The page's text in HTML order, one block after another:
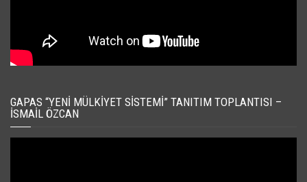
GAPAS “YENI MÜLKIYET SISTEMI” TANITIM TOPLANTISI –
İSMAIL ÖZCAN